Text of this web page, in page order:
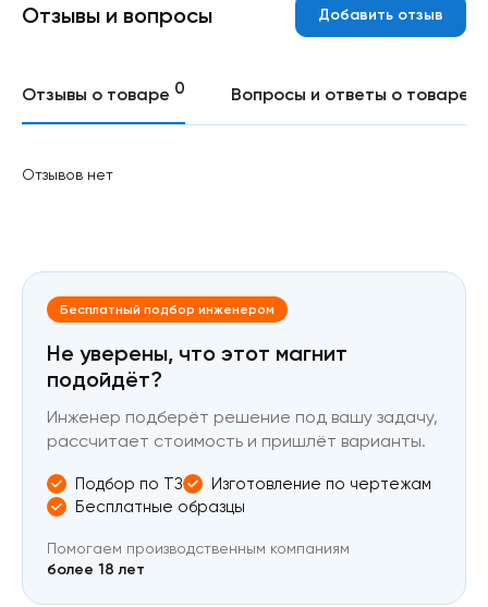
Отзывы и вопросы Добавить отзыв
Отзывы о товаре 0 Вопросы и ответы о товаре
Отзывов нет
Бесплатный подбор инженером
Не уверены, что этот магнит
подойдёт?
Инженер подберёт решение под вашу задачу,
рассчитает стоимость и пришлёт варианты.
Подбор по ТЗ
Изготовление по чертежам
Бесплатные образцы
Помогаем производственным компаниям
более 18 лет